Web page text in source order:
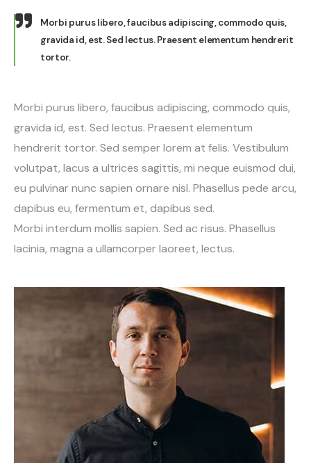
Morbi purus libero, faucibus adipiscing, commodo quis,
gravida id, est. Sed lectus. Praesent elementum hendrerit
tortor.
Morbi purus libero, faucibus adipiscing, commodo quis,
gravida id, est. Sed lectus. Praesent elementum
hendrerit tortor. Sed semper lorem at felis. Vestibulum
volutpat, lacus a ultrices sagittis, mi neque euismod dui,
eu pulvinar nunc sapien ornare nisl. Phasellus pede arcu,
dapibus eu, fermentum et, dapibus sed.
Morbi interdum mollis sapien. Sed ac risus. Phasellus
lacinia, magna a ullamcorper laoreet, lectus.